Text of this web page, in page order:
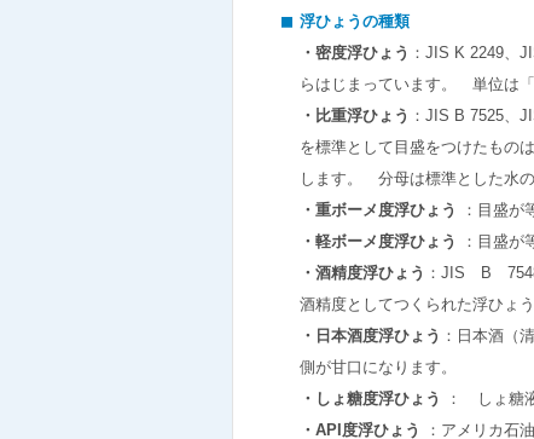
浮ひょうの種類
・密度浮ひょう ：JIS K 2249、
らはじまっています。 単位は「
・比重浮ひょう ：JIS B 7525、
を標準として目盛をつけたも
します。 分母は標準とした水の
・重ボーメ度浮ひょう
：目盛が
・軽ボーメ度浮ひょう
：目盛が
・酒精度浮ひょう ：JIS B 7548
酒精度としてつくられた浮ひょ
・日本酒度浮ひょう ：日本酒（
側が甘口になります。
・しょ糖度浮ひょう
： しょ糖
・API度浮ひょう
：アメリカ石